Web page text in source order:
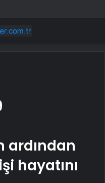
ardından
hayatını